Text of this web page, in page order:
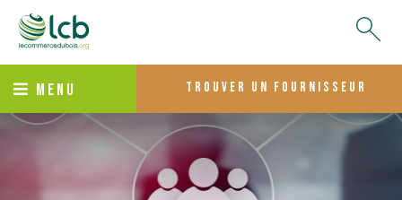
MENU trouver un fournisseur